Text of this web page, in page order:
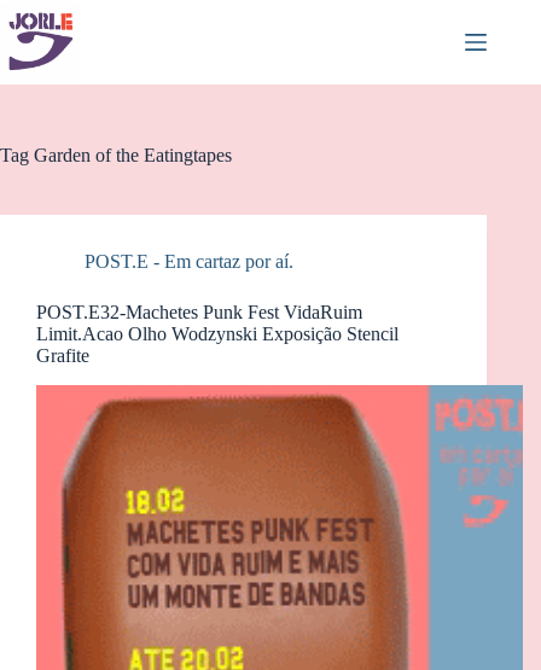
Pular
para
conteúdo
Tag Garden of the Eatingtapes
POST.E - Em cartaz por aí.
POST.E32-Machetes Punk Fest VidaRuim
Limit.Acao Olho Wodzynski Exposição Stencil
Grafite